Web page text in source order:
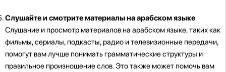
Слушайте и смотрите материалы на арабском языке
Слушание и просмотр материалов на арабском языке, таких как
фильмы, сериалы, подкасты, радио и телевизионные передачи,
помогут вам лучше понимать грамматические структуры и
правильное произношение слов. Это также может помочь вам